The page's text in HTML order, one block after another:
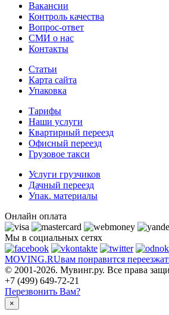
Вакансии
Контроль качества
Вопрос-ответ
СМИ о нас
Контакты
Статьи
Карта сайта
Упаковка
Тарифы
Наши услуги
Квартирный переезд
Офисный переезд
Грузовое такси
Услуги грузчиков
Дачный переезд
Упак. материалы
Онлайн оплата
Мы в социальных сетях
MOVING.RUвам понравится
© 2001-2026. Мувинг.ру. Все права
+7 (499) 649-72-21
Перезвонить Вам?
×